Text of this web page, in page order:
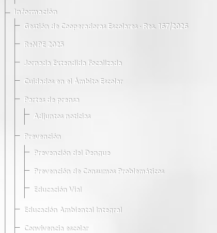
Información
Gestión de Cooperadoras Escolares · Res. 167/2026
ReNPE 2025
Jornada Extendida Focalizada
Cuidados en el Ámbito Escolar
Partes de prensa
Adjuntos noticias
Prevención
Prevención del Dengue
Prevención de Consumos Problemáticos
Educación Vial
Educación Ambiental Integral
Convivencia escolar